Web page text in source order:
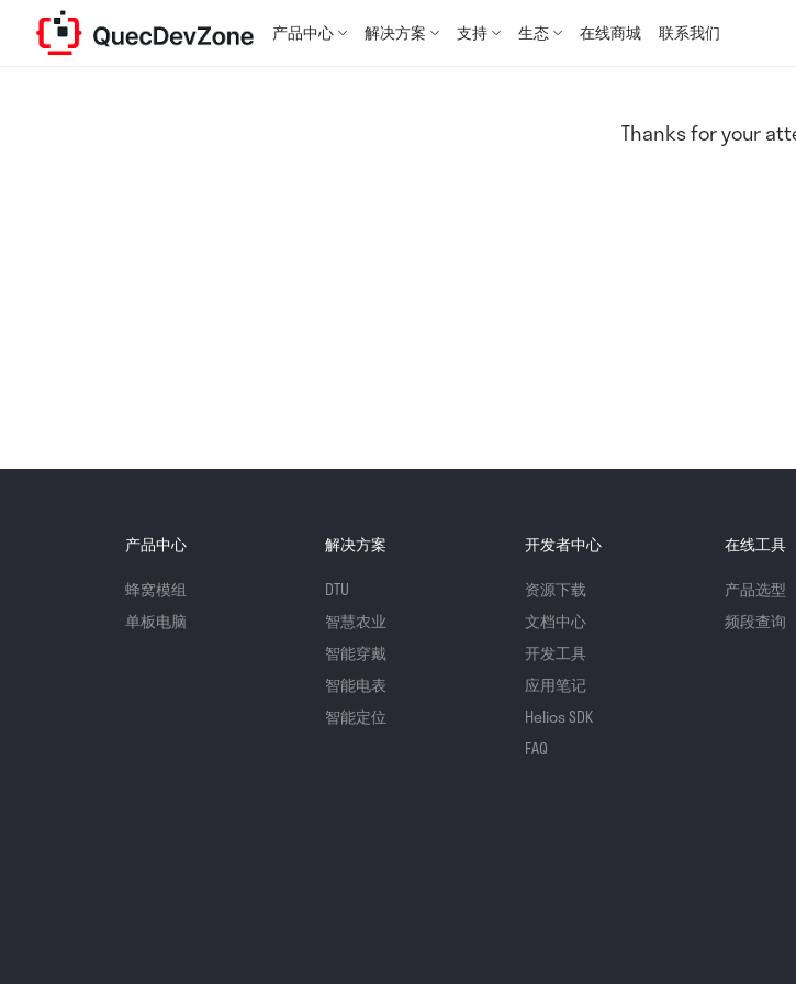
产品中心 解决方案 支持 生态 在线商城 联系我们
Thanks for your
产品中心
蜂窝模组
单板电脑
解决方案
DTU
智慧农业
智能穿戴
智能电表
智能定位
开发者中心
资源下载
文档中心
开发工具
应用笔记
Helios SDK
FAQ
在线工具
产品选型
频段查询